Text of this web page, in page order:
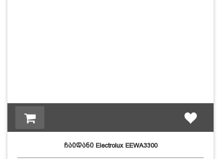
ჩაიდანი Electrolux EEWA3300